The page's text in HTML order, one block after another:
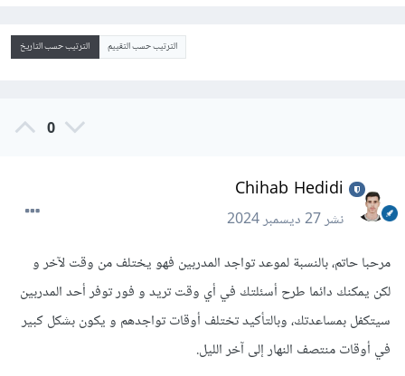
الترتيب حسب التقييم الترتيب حسب التاريخ
0
Chihab Hedidi
نشر27 ديسمبر 2024
مرحبا حاتم، بالنسبة لموعد تواجد المدربين فهو يختلف من وقت لآخر و
لكن يمكنك دائما طرح أسئلتك في أي وقت تريد و فور توفر أحد المدربين
سيتكفل بمساعدتك، وبالتأكيد تختلف أوقات تواجدهم و يكون بشكل كبير
في أوقات منتصف النهار إلى آخر الليل.